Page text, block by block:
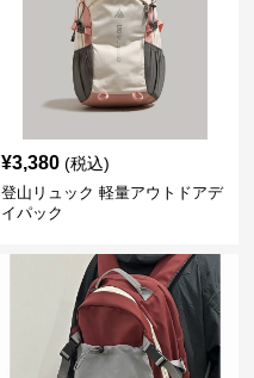
¥3,380 (税込)
登山リュック 軽量アウトドアデ
イパック